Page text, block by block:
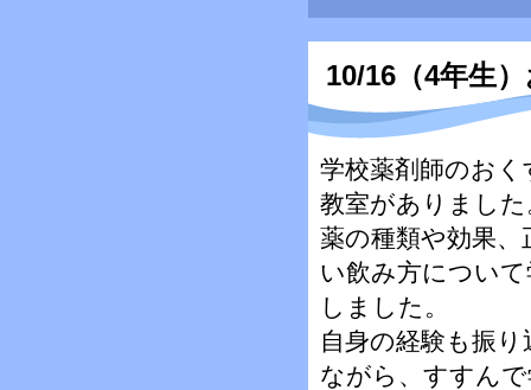
10/16（4年生
学校薬剤師のおく
教室がありました
薬の種類や効果、
い飲み方について
しました。
自身の経験も振り
ながら、すすん